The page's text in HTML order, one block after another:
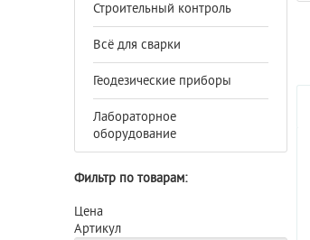
Строительный контроль
Всё для сварки
Геодезические приборы
Лабораторное
оборудование
Фильтр по товарам:
Цена
Артикул